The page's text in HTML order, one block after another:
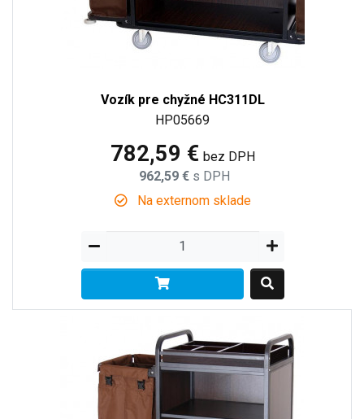
Vozík pre chyžné HC311DL
HP05669
782,59 € bez DPH
962,59 € s DPH
Na externom sklade